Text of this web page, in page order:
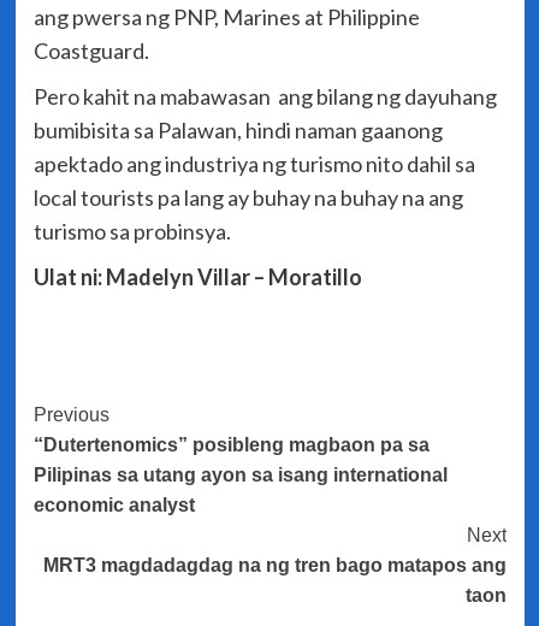
ang pwersa ng PNP, Marines at Philippine
Coastguard.
Pero kahit na mabawasan ang bilang ng dayuhang
bumibisita sa Palawan, hindi naman gaanong
apektado ang industriya ng turismo nito dahil sa
local tourists pa lang ay buhay na buhay na ang
turismo sa probinsya.
Ulat ni: Madelyn Villar – Moratillo
Post
Navigation
Previous
“Dutertenomics” posibleng magbaon pa sa
Pilipinas sa utang ayon sa isang international
economic analyst
Next
MRT3 magdadagdag na ng tren bago matapos ang
taon